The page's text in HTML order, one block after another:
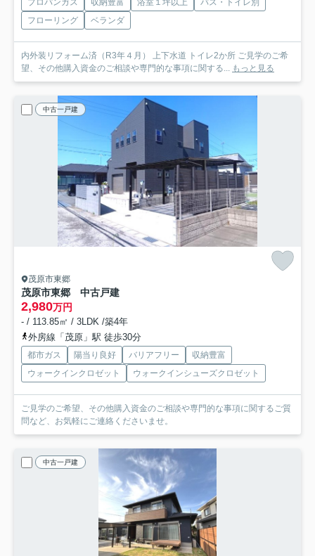
プロパンガス 収納豊富 浴室１坪以上
バス・トイレ別
フローリング
ベランダ
内外装リフォーム済（R3年４月） 上下水道 トイレ2か所 ご見学のご希
望、その他購入資金のご相談や専門的な事項に関する... もっと見る
中古一戸建
茂原市東郷
茂原市東郷 中古戸建
2,980万円
- / 113.85㎡ / 3LDK /築4年
外房線「茂原」駅 徒歩30分
都市ガス 陽当り良好 バリアフリー
収納豊富
ウォークインクロゼット
ウォークインシューズクロゼット
ご見学のご希望、その他購入資金のご相談や専門的な事項に関するご質
問など、お気軽にご連絡くださいませ。
中古一戸建